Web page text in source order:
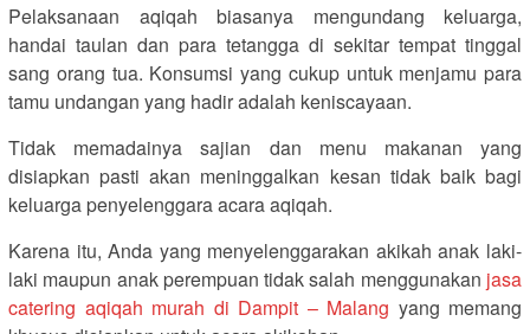
Pelaksanaan aqiqah biasanya mengundang keluarga,
handai taulan dan para tetangga di sekitar tempat tinggal
sang orang tua. Konsumsi yang cukup untuk menjamu para
tamu undangan yang hadir adalah keniscayaan.
Tidak memadainya sajian dan menu makanan yang
disiapkan pasti akan meninggalkan kesan tidak baik bagi
keluarga penyelenggara acara aqiqah.
Karena itu, Anda yang menyelenggarakan akikah anak laki-
laki maupun anak perempuan tidak salah menggunakan jasa
catering aqiqah murah di Dampit – Malang yang memang